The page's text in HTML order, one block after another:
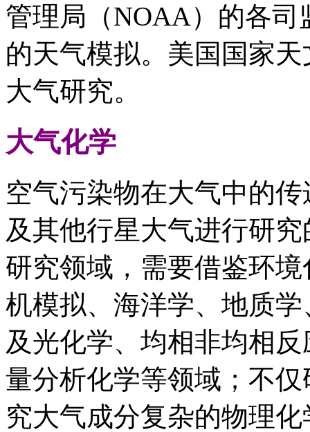
管理局（NOAA）的各
的天气模拟。美国国家
大气研究。
大气化学
空气污染物在大气中的
及其他行星大气进行研
研究领域，需要借鉴环
机模拟、海洋学、地质
及光化学、均相非均相
量分析化学等领域；不
究大气成分复杂的物理